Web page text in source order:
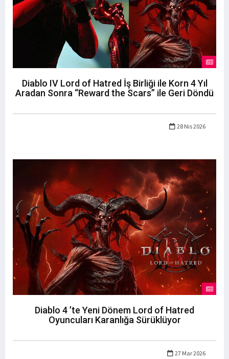
Diablo IV Lord of Hatred İş Birliği ile Korn 4 Yıl
Aradan Sonra “Reward the Scars” ile Geri Döndü
28 Nis 2026
Diablo 4 ’te Yeni Dönem Lord of Hatred
Oyuncuları Karanlığa Sürüklüyor
27 Mar 2026